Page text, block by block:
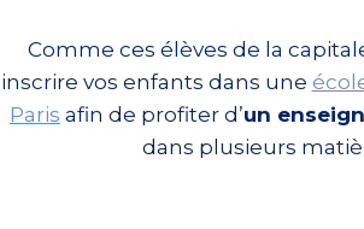
Comme ces élèves de la
inscrire vos enfants dans une
Paris afin de profiter d’un
dans plusieurs